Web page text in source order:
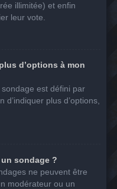
illimitée) et enfin
leur vote.
d’options à mon
est défini par
d’indiquer plus d’options,
sondage ?
ne peuvent être
modérateur ou un